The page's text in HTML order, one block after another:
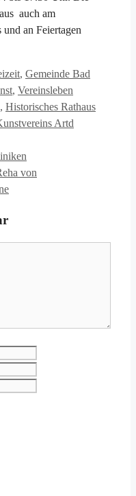
auch am
an Feiertagen
, Gemeinde Bad
, Vereinsleben
, Historisches Rathaus
Artd
von